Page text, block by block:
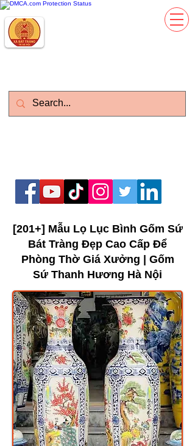
[201+] Mẫu Lọ Lục Bình Gốm Sứ
Bát Tràng Đẹp Cao Cấp Để
Phòng Thờ Giá Xưởng | Gốm
Sứ Thanh Hương Hà Nội